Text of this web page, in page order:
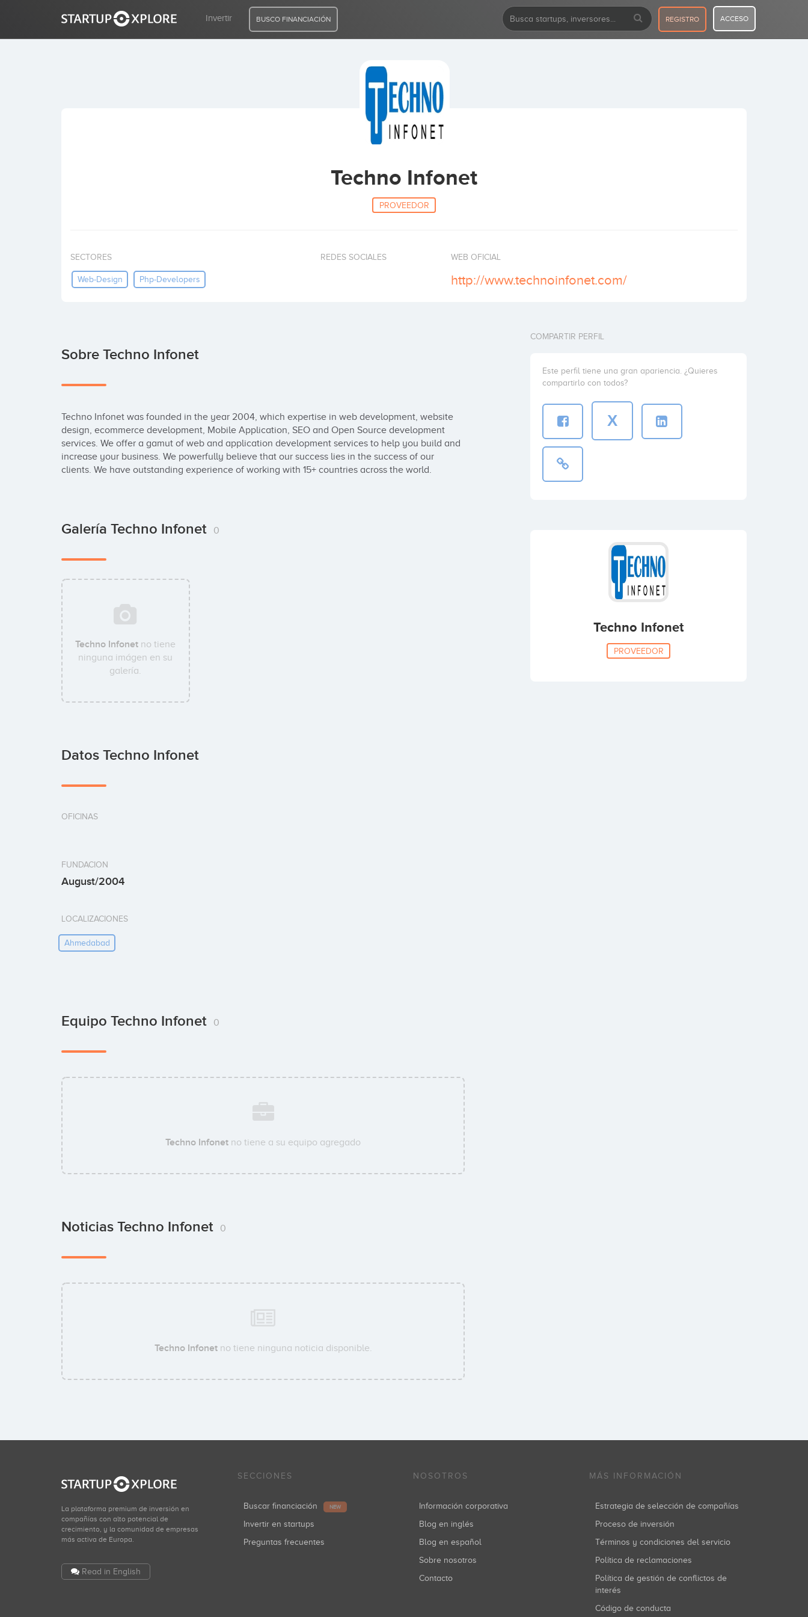
Invertir BUSCO FINANCIACIÓN REGISTRO ACCESO
Techno Infonet
PROVEEDOR
SECTORES
Web-Design Php-Developers
REDES SOCIALES WEB OFICIAL
http://www.technoinfonet.com/
Sobre Techno Infonet
Techno Infonet was founded in the year 2004, which expertise in web development, website
design, ecommerce development, Mobile Application, SEO and Open Source development
services. We offer a gamut of web and application development services to help you build and
increase your business. We powerfully believe that our success lies in the success of our
clients. We have outstanding experience of working with 15+ countries across the world.
Galería Techno Infonet 0
Techno Infonet no tiene
ninguna imágen en su
galería.
Datos Techno Infonet
OFICINAS
FUNDACION
August/2004
LOCALIZACIONES
Ahmedabad
Equipo Techno Infonet 0
Techno Infonet no tiene a su equipo agregado
Noticias Techno Infonet 0
Techno Infonetno tiene ninguna noticia disponible.
COMPARTIR PERFIL
Este perfil tiene una gran apariencia. ¿Quieres
compartirlo con todos?
X
Techno Infonet
PROVEEDOR
La plataforma premium de inversión en
compañías con alto potencial de
crecimiento, y la comunidad de empresas
más activa de Europa.
Read in English
SECCIONES
Buscar financiación NEW
Invertir en startups
Preguntas frecuentes
NOSOTROS
Información corporativa
Blog en inglés
Blog en español
Sobre nosotros
Contacto
MÁS INFORMACIÓN
Estrategia de selección de compañías
Proceso de inversión
Términos y condiciones del servicio
Política de reclamaciones
Política de gestión de conflictos de
interés
Código de conducta